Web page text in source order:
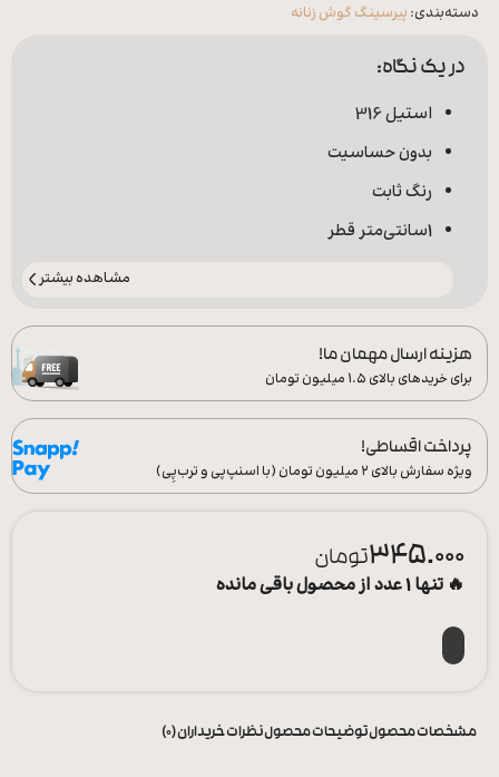
دسته‌بندی: پیرسینگ گوش زنانه
در یک نگاه:
استیل 316
بدون حساسیت
رنگ ثابت
1سانتی‌متر قطر
مشاهده بیشتر
هزینه ارسال مهمان ما!
برای خریدهای بالای ۱.۵ میلیون تومان
پرداخت اقساطی!
ویژه سفارش‌ بالای ۲ میلیون تومان (با اسنپ‌پی و ترب‌پِی)
345.000تومان
🔥 تنها 1 عدد از محصول باقی مانده
مشخصات محصولتوضیحات محصولنظرات خریداران (0)